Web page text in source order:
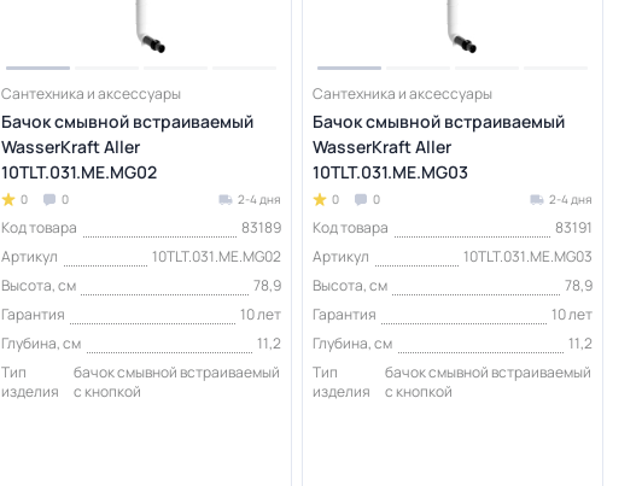
Сантехника и аксессуары
Бачок смывной встраиваемый
WasserKraft Aller
10TLT.031.ME.MG02
0 0 2-4 дня
Код товара
83189
Артикул
10TLT.031.ME.MG02
Высота, см
78,9
Гарантия
10 лет
Глубина, см
11,2
Тип
изделия
бачок смывной встраиваемый
с кнопкой
Сантехника и аксессуары
Бачок смывной встраиваемый
WasserKraft Aller
10TLT.031.ME.MG03
0 0 2-4 дня
Код товара
83191
Артикул
10TLT.031.ME.MG03
Высота, см
78,9
Гарантия
10 лет
Глубина, см
11,2
Тип
изделия
бачок смывной встраиваемый
с кнопкой